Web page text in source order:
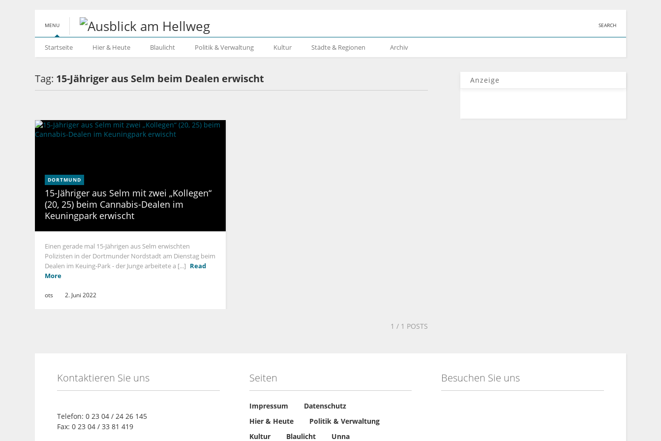
MENU SEARCH
Startseite Hier & Heute Blaulicht Politik & Verwaltung Kultur Städte & Regionen Archiv
Tag: 15-Jähriger aus Selm beim Dealen erwischt
DORTMUND
15-Jähriger aus Selm mit zwei „Kollegen“
(20, 25) beim Cannabis-Dealen im
Keuningpark erwischt
Einen gerade mal 15-Jährigen aus Selm erwischten
Polizisten in der Dortmunder Nordstadt am Dienstag beim
Dealen im Keuing-Park - der Junge arbeitete a [...] Read
More
ots 2. Juni 2022
1 / 1 POSTS
Anzeige
Kontaktieren Sie uns
Telefon: 0 23 04 / 24 26 145
Fax: 0 23 04 / 33 81 419
Seiten
Impressum
Datenschutz
Hier & Heute
Politik & Verwaltung
Kultur
Blaulicht Unna
Besuchen Sie uns